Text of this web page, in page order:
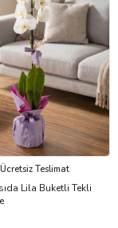
Teslimat
Lila Buketli Tekli